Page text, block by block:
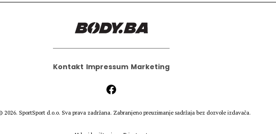
Kontakt Impressum Marketing
2026. SportSport d.o.o. Sva prava zadržana. Zabranjeno preuzimanje sadržaja bez dozvole izdavača.